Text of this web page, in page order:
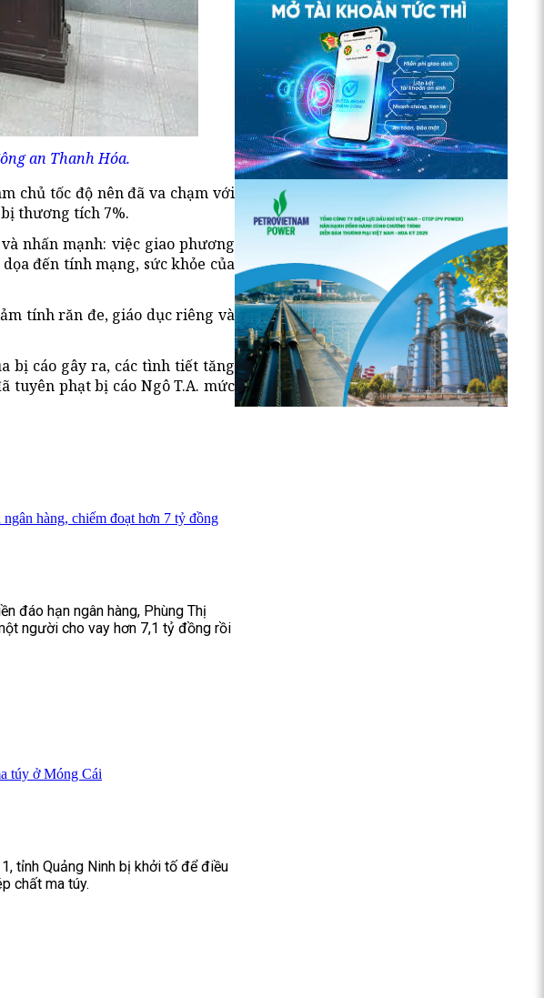
an Thanh Hóa.
chủ tốc độ nên đã va chạm với
thương tích 7%.
nhấn mạnh: việc giao phương
đến tính mạng, sức khỏe của
tính răn đe, giáo dục riêng và
bị cáo gây ra, các tình tiết tăng
tuyên phạt bị cáo Ngô T.A. mức
hàng, chiếm đoạt hơn 7 tỷ đồng
đáo hạn ngân hàng, Phùng Thị
người cho vay hơn 7,1 tỷ đồng rồi
túy ở Móng Cái
tỉnh Quảng Ninh bị khởi tố để điều
chất ma túy.